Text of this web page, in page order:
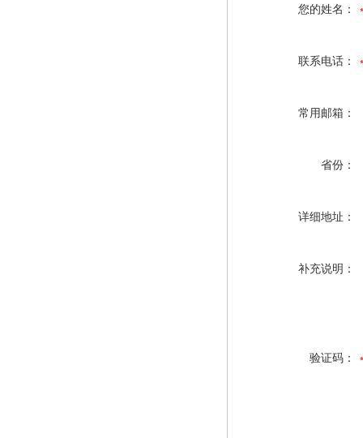
您的姓名：
联系电话：
常用邮箱：
省份：
详细地址：
补充说明：
验证码：